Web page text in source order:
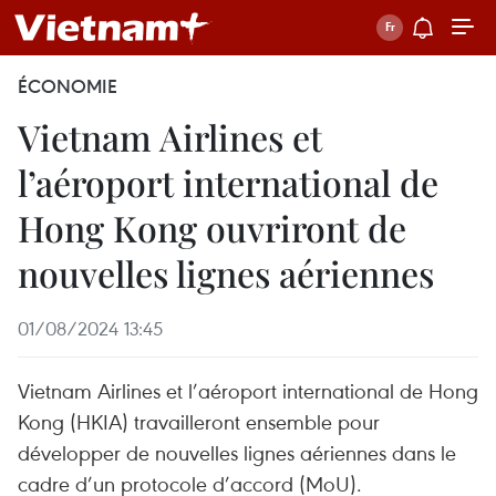
ÉCONOMIE
Vietnam Airlines et
l’aéroport international de
Hong Kong ouvriront de
nouvelles lignes aériennes
01/08/2024 13:45
Vietnam Airlines et l’aéroport international de Hong
Kong (HKIA) travailleront ensemble pour
développer de nouvelles lignes aériennes dans le
cadre d’un protocole d’accord (MoU).